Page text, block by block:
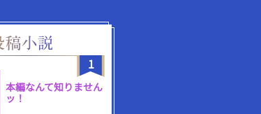
1
本編なんて知りません
ッ！